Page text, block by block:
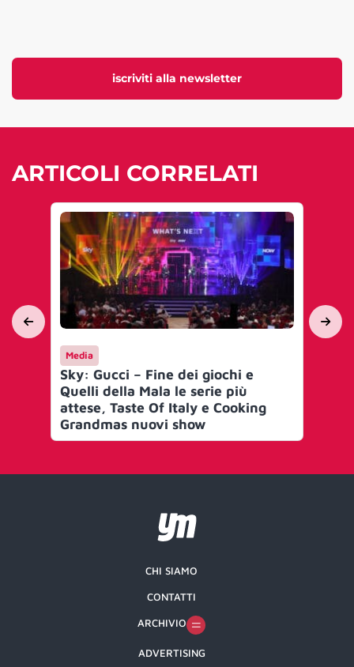
iscriviti alla newsletter
ARTICOLI CORRELATI
Media
Sky: Gucci – Fine dei giochi e
Quelli della Mala le serie più
attese, Taste Of Italy e Cooking
Grandmas nuovi show
CHI SIAMO
CONTATTI
ARCHIVIO
ADVERTISING